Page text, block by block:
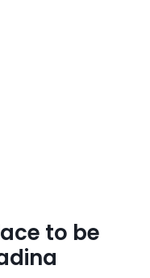
to be